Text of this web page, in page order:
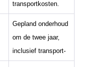
transportkosten.
Gepland onderhoud
om de twee jaar,
inclusief transport-